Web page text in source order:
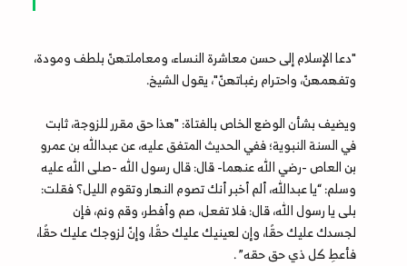
"دعا الإسلام إلى حسن معاشرة النساء، ومعاملتهنّ بلطف ومودة،
وتفهمهنّ، واحترام رغباتهنّ"، يقول الشيخ.
ويضيف بشأن الوضع الخاص بالفتاة: "هذا حق مقرر للزوجة، ثابت
في السنة النبوية؛ ففي الحديث المتفق عليه، عن عبدالله بن عمرو
بن العاص -رضي الله عنهما- قال: قال رسول الله -صلى الله عليه
وسلم: “يا عبدالله، ألم أخبر أنك تصوم النهار وتقوم الليل؟ فقلت:
بلى يا رسول الله، قال: فلا تفعل، صم وأفطر، وقم ونم، فإن
لجسدك عليك حقًا، وإن لعينيك عليك حقًا، وإنّ لزوجك عليك حقًا،
فأعطِ كل ذي حق حقه” .